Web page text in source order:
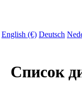
English (€) Deutsch
Список